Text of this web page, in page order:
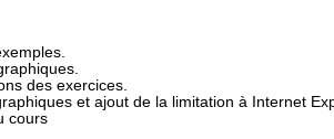
des exercices.
et ajout de la limitation à Internet
cours